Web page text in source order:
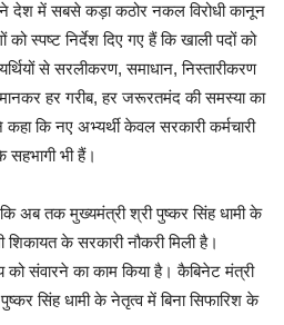
देश में सबसे कड़ा कठोर नकल विरोधी कानून
को स्पष्ट निर्देश दिए गए हैं कि खाली पदों को
से सरलीकरण, समाधान, निस्तारीकरण
हर गरीब, हर जरूरतमंद की समस्या का
कि नए अभ्यर्थी केवल सरकारी कर्मचारी
सहभागी भी हैं।
अब तक मुख्यमंत्री श्री पुष्कर सिंह धामी के
शिकायत के सरकारी नौकरी मिली है।
को संवारने का काम किया है। कैबिनेट मंत्री
सिंह धामी के नेतृत्व में बिना सिफारिश के